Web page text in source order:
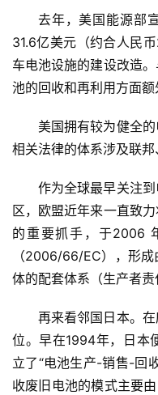
去年，美国能源部
31.6亿美元（约合人民
车电池设施的建设改造
池的回收和再利用方面
美国拥有较为健全
相关法律的体系涉及联邦
作为全球最早关注
区，欧盟近年来一直致
的重要抓手，于2006
（2006/66/EC），形
体的配套体系（生产者责
再来看邻国日本。
位。早在1994年，日本
立了“电池生产-销售-回
收废旧电池的模式主要